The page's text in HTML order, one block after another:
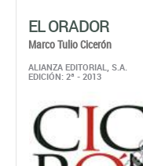
EL ORADOR
Marco Tulio Cicerón
ALIANZA EDITORIAL, S.A.
EDICIÓN: 2ª - 2013